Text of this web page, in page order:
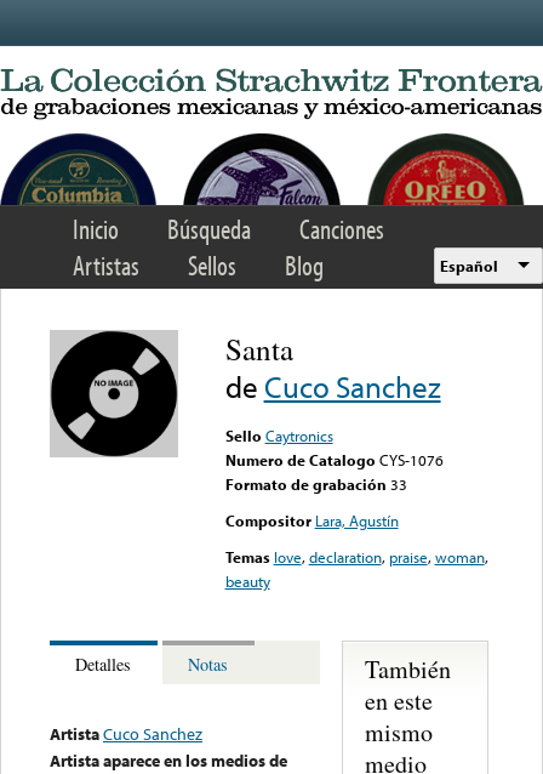
Inicio Búsqueda
Canciones
Artistas
Sellos Blog Español
Santa
de Cuco Sanchez
Sello Caytronics
Numero de Catalogo CYS-1076
Formato de grabación 33
Compositor Lara, Agustín
Temas love,declaration, praise,woman,
beauty
Detalles Notas
ArtistaCuco Sanchez
Artista aparece en los medios de
También
en este
mismo
medio